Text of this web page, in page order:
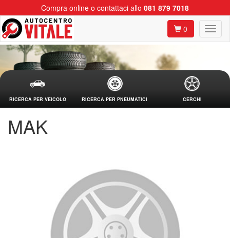
Compra online o contattaci allo 081 879 7018
0
RICERCA PER VEICOLO RICERCA PER PNEUMATICI CERCHI
MAK